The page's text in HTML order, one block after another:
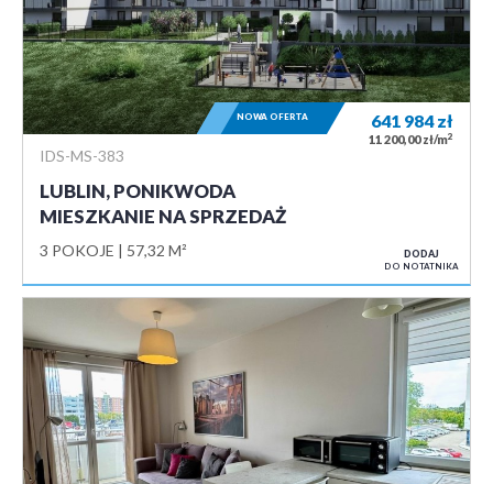
IDS-MS-383
LUBLIN, PONIKWODA
MIESZKANIE NA SPRZEDAŻ
3 POKOJE 57,32 M²
641 984zł
11 200,00 zł/m2
NOWA OFERTA
DODAJ
DO NOTATNIKA